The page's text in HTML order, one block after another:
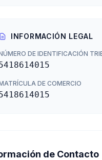
INFORMACIÓN LEGAL
DE IDENTIFICACIÓN
DE COMERCIO
de Contacto